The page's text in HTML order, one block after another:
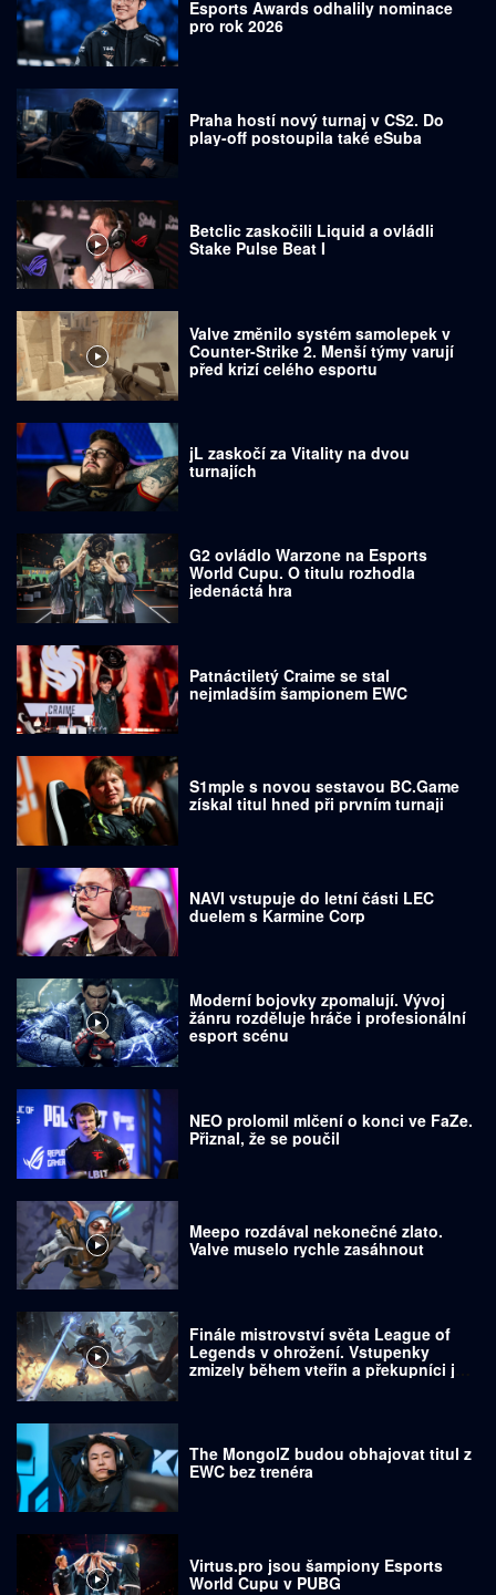
Esports Awards odhalily nominace
pro rok 2026
Praha hostí nový turnaj v CS2. Do
play-off postoupila také eSuba
Betclic zaskočili Liquid a ovládli
Stake Pulse Beat I
Valve změnilo systém samolepek v
Counter-Strike 2. Menší týmy varují
před krizí celého esportu
jL zaskočí za Vitality na dvou
turnajích
G2 ovládlo Warzone na Esports
World Cupu. O titulu rozhodla
jedenáctá hra
Patnáctiletý Craime se stal
nejmladším šampionem EWC
S1mple s novou sestavou BC.Game
získal titul hned při prvním turnaji
NAVI vstupuje do letní části LEC
duelem s Karmine Corp
Moderní bojovky zpomalují. Vývoj
žánru rozděluje hráče i profesionální
esport scénu
NEO prolomil mlčení o konci ve FaZe.
Přiznal, že se poučil
Meepo rozdával nekonečné zlato.
Valve muselo rychle zasáhnout
Finále mistrovství světa League of
Legends v ohrožení. Vstupenky
zmizely během vteřin a překupníci je
The MongolZ budou obhajovat titul z
EWC bez trenéra
Virtus.pro jsou šampiony Esports
World Cupu v PUBG